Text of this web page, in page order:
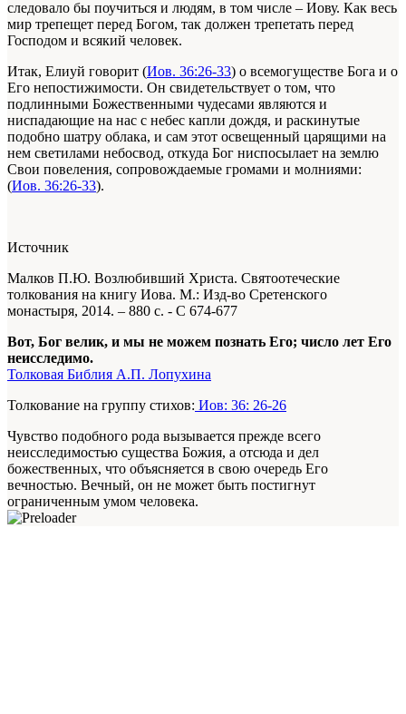
следовало бы поучиться и людям, в том числе – Иову. Как весь
мир трепещет перед Богом, так должен трепетать перед
Господом и всякий человек.
Итак, Елиуй говорит (Иов. 36:26-33) о всемогуществе Бога и о
Его непостижимости. Он свидетельствует о том, что
подлинными Божественными чудесами являются и
ниспадающие на нас с небес капли дождя, и раскинутые
подобно шатру облака, и сам этот освещенный царящими на
нем светилами небосвод, откуда Бог ниспосылает на землю
Свои повеления, сопровождаемые громами и молниями:
(Иов. 36:26-33).
Источник
Малков П.Ю. Возлюбивший Христа. Святоотеческие
толкования на книгу Иова. М.: Изд-во Сретенского
монастыря, 2014. – 880 с. - С 674-677
Вот, Бог велик, и мы не можем познать Его; число лет Его
неисследимо.
Толковая Библия А.П. Лопухина
Толкование на группу стихов: Иов: 36: 26-26
Чувство подобного рода вызывается прежде всего
неисследимостью существа Божия, а отсюда и дел
божественных, что объясняется в свою очередь Его
вечностью. Вечный, он не может быть постигнут
ограниченным умом человека.